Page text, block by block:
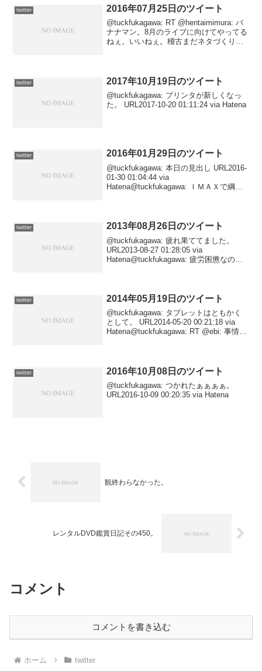
twitter 2016年07月25日のツイート
@tuckfukagawa: RT @hentaimimura: バ
ナナマン。8月のライブに向けてやってる
ねぇ。いいねぇ。稽古まだネタづくりか
twitter 2017年10月19日のツイート
@tuckfukagawa: プリンタが新しくなっ
た。 URL2017-10-20 01:11:24 via Hatena
twitter 2016年01月29日のツイート
@tuckfukagawa: 本日の見出し URL2016-
01-30 01:04:44 via
Hatena@tuckfukagawa: ＩＭＡＸで綱渡
twitter 2013年08月26日のツイート
@tuckfukagawa: 疲れ果ててました。
URL2013-08-27 01:28:05 via
Hatena@tuckfukagawa: 疲労困憊なの
twitter 2014年05月19日のツイート
@tuckfukagawa: タブレットはともかく
として。 URL2014-05-20 00:21:18 via
Hatena@tuckfukagawa: RT @ebi: 事情わ
twitter 2016年10月08日のツイート
@tuckfukagawa: つかれたぁぁぁぁ。
URL2016-10-09 00:20:35 via Hatena
観終わらなかった。
レンタルDVD鑑賞日記その450。
コメント
コメントを書き込む
ホーム twitter